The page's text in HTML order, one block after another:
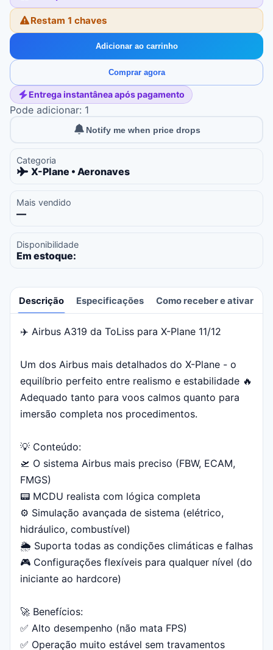
Restam 1 chaves
Adicionar ao carrinho
Comprar agora
Entrega instantânea após pagamento
Pode adicionar: 1
Notify me when price drops
Categoria
X-Plane • Aeronaves
Mais vendido
—
Disponibilidade
Em estoque:
Descrição Especificações Como receber e ativar
Descrição
✈️ Airbus A319 da ToLiss para X-Plane 11/12
Um dos Airbus mais detalhados do X-Plane - o
equilíbrio perfeito entre realismo e estabilidade 🔥
Adequado tanto para voos calmos quanto para
imersão completa nos procedimentos.
💡 Conteúdo:
🛫 O sistema Airbus mais preciso (FBW, ECAM,
FMGS)
📟 MCDU realista com lógica completa
⚙️ Simulação avançada de sistema (elétrico,
hidráulico, combustível)
🌦️ Suporta todas as condições climáticas e falhas
🎮 Configurações flexíveis para qualquer nível (do
iniciante ao hardcore)
🚀 Benefícios:
✅ Alto desempenho (não mata FPS)
✅ Operação muito estável sem travamentos